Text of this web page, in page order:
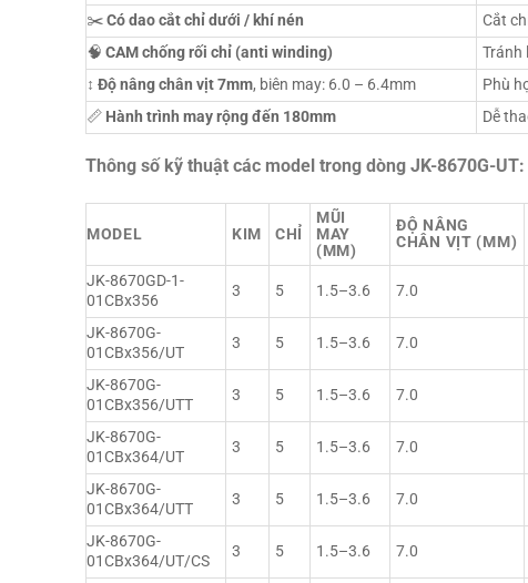
✂️Có dao cắt chỉ dưới / khí nén
Cắt
🧠 CAM chống rối chỉ (anti winding)
Tránh
↕️ Độ nâng chân vịt 7mm, biên may: 6.0 – 6.4mm
Phù
📏 Hành trình may rộng đến 180mm Dễ
Thông số kỹ thuật các model trong dòng JK-8670G-UT:
MODEL KIM CHỈ
MŨI
MAY
(MM)
ĐỘ NÂNG
CHÂN VỊT (MM)
JK-8670GD-1-
01CBx356
3 5 1.5–3.6 7.0
JK-8670G-
01CBx356/UT
3 5 1.5–3.6 7.0
JK-8670G-
01CBx356/UTT
3 5 1.5–3.6 7.0
JK-8670G-
01CBx364/UT
3 5 1.5–3.6 7.0
JK-8670G-
01CBx364/UTT
3 5 1.5–3.6 7.0
JK-8670G-
01CBx364/UT/CS
3 5 1.5–3.6 7.0